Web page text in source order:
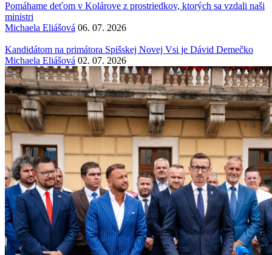
Pomáhame deťom v Kolárove z prostriedkov, ktorých sa vzdali naši
ministri
Michaela Eliášová 06. 07. 2026
Kandidátom na primátora Spišskej Novej Vsi je Dávid Demečko
Michaela Eliášová 02. 07. 2026